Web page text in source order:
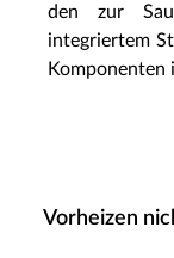
den zur
integriertem
Komponenten
Vorheizen